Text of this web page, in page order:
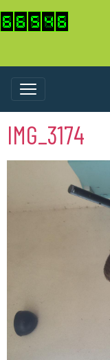
IMG_3174